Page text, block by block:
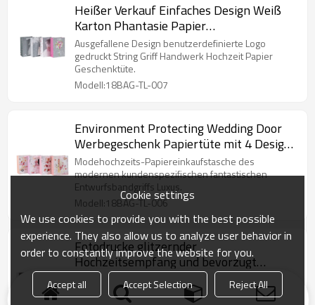
Heißer Verkauf Einfaches Design Weiß
Karton Phantasie Papier
Hochzeitsgeschenk Tasche mit 4 Designs
Assorted in Tongle Verpackung
Ausgefallene Design benutzerdefinierte Logo
gedruckt String Griff Handwerk Hochzeit Papier
Geschenktüte.
Modell:18BAG-TL-007
Environment Protecting Wedding Door
Werbegeschenk Papiertüte mit 4 Designs
Assorted in Tongle Verpackung
Modehochzeits-Papiereinkaufstasche des
modernen kundenspezifischen fantastischen
Entwurfsbandgriffs Luxus.
Modell:18BAG-TL-006
Fotodrucke glitzernder
Hochzeitsempfang und bevorzugt
Geschenktüten mit 4 Designs, sortiert in
Tongle-Verpackung
Fotodrucke glitzernder Hochzeitsempfang,
Gefälligkeiten, Geschenktüten. Glänzender Glitzer
Cookie settings
We use cookies to provide you with the best possible
experience. They also allow us to analyze user behavior in
order to constantly improve the website for you.
Accept all Accept Selection Reject All